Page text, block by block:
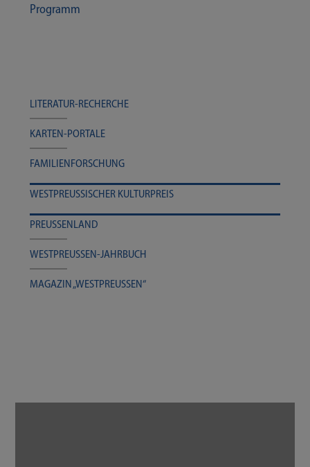
Pro­gramm
LITERATUR-​​​RECHERCHE
KARTEN-​​​PORTALE
FAMI­LI­EN­FOR­SCHUNG
WEST­PREU­SSI­SCHER KULTURPREIS
PREU­SSEN­LAND
WESTPREUSSEN-​​​JAHRBUCH
MAGA­ZIN „WEST­PREU­SSEN“